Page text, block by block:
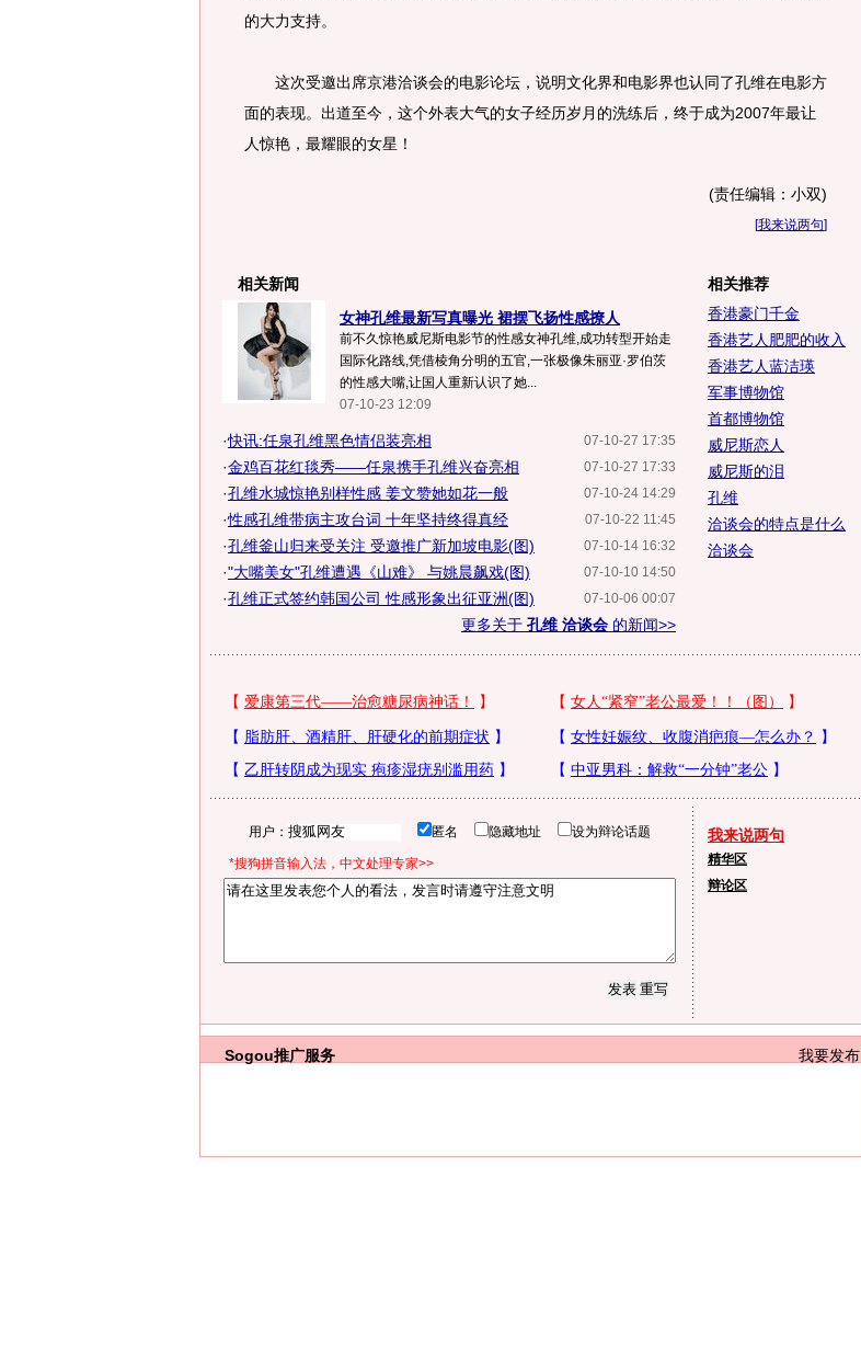
的大力支持。
这次受邀出席京港洽谈会的电影论坛，说明文化界和电影界也认同了孔维在电影方
面的表现。出道至今，这个外表大气的女子经历岁月的洗练后，终于成为2007年最让
人惊艳，最耀眼的女星！
(责任编辑：小双)
[我来说两句]
相关新闻
女神孔维最新写真曝光 裙摆飞扬性感撩人
前不久惊艳威尼斯电影节的性感女神孔维,成功转型开始走
国际化路线,凭借棱角分明的五官,一张极像朱丽亚·罗伯茨
的性感大嘴,让国人重新认识了她...
07-10-23 12:09
07-10-27 17:35
·快讯:任泉孔维黑色情侣装亮相
07-10-27 17:33
·金鸡百花红毯秀——任泉携手孔维兴奋亮相
07-10-24 14:29
·孔维水城惊艳别样性感 姜文赞她如花一般
07-10-22 11:45
·性感孔维带病主攻台词 十年坚持终得真经
07-10-14 16:32
·孔维釜山归来受关注 受邀推广新加坡电影(图)
07-10-10 14:50
·"大嘴美女"孔维遭遇《山难》 与姚晨飙戏(图)
07-10-06 00:07
·孔维正式签约韩国公司 性感形象出征亚洲(图)
更多关于 孔维 洽谈会 的新闻>>
相关推荐
香港豪门千金
香港艺人肥肥的收入
香港艺人蓝洁瑛
军事博物馆
首都博物馆
威尼斯恋人
威尼斯的泪
孔维
洽谈会的特点是什么
洽谈会
用户： 匿名 隐藏地址 设为辩论话题
*搜狗拼音输入法，中文处理专家>>
我来说两句
精华区
辩论区
我要发布
Sogou推广服务